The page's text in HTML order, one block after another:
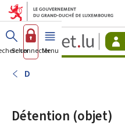
Aller au
Aller au
Se connecterMenu principal
D
Détention (objet)